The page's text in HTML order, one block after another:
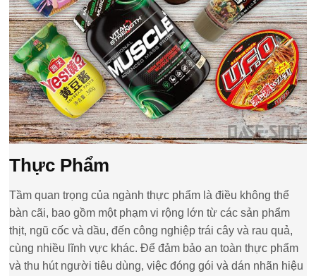
Thực Phẩm
Tầm quan trọng của ngành thực phẩm là điều không thể
bàn cãi, bao gồm một phạm vi rộng lớn từ các sản phẩm
thịt, ngũ cốc và dầu, đến công nghiệp trái cây và rau quả,
cùng nhiều lĩnh vực khác. Để đảm bảo an toàn thực phẩm
và thu hút người tiêu dùng, việc đóng gói và dán nhãn hiệu